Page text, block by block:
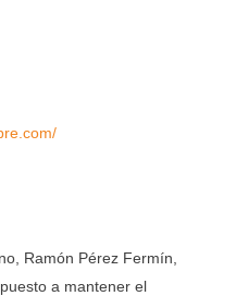
Ramón Pérez Fermín,
a mantener el